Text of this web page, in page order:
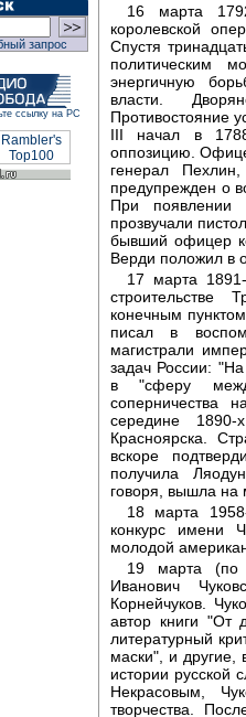
запрос
ссылку на РС
16 марта
королевской
Спустя
политическим
энергичную
власти.
Противостояние
III начал в
оппозицию.
генерал
предупрежден о
При появлении
прозвучали
бывший офицер
Верди положил в
17 марта
строительстве
конечным
писал в
магистрали
задач России:
в "сферу
соперничества
середине
Красноярска.
вскоре
получила
говоря, вышла на
18 марта
конкурс имени
молодой
19 марта (по
Иванович
Корнейчуков.
автор книги "От
литературный
маски", и
истории русской
Некрасовым,
творчества.